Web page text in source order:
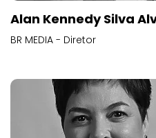
Alan Kennedy Silva
BR MEDIA - Diretor